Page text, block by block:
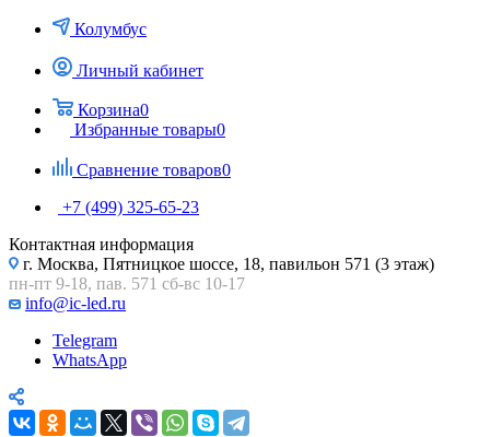
Колумбус
Личный кабинет
Корзина0
Избранные товары0
Сравнение товаров0
+7 (499) 325-65-23
Контактная информация
г. Москва, Пятницкое шоссе, 18, павильон 571 (3 этаж)
пн-пт 9-18, пав. 571 сб-вс 10-17
info@ic-led.ru
Telegram
WhatsApp